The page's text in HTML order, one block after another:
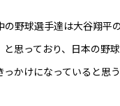
の野球選手達は大谷翔平
と思っており、日本の野
かけになっていると思う